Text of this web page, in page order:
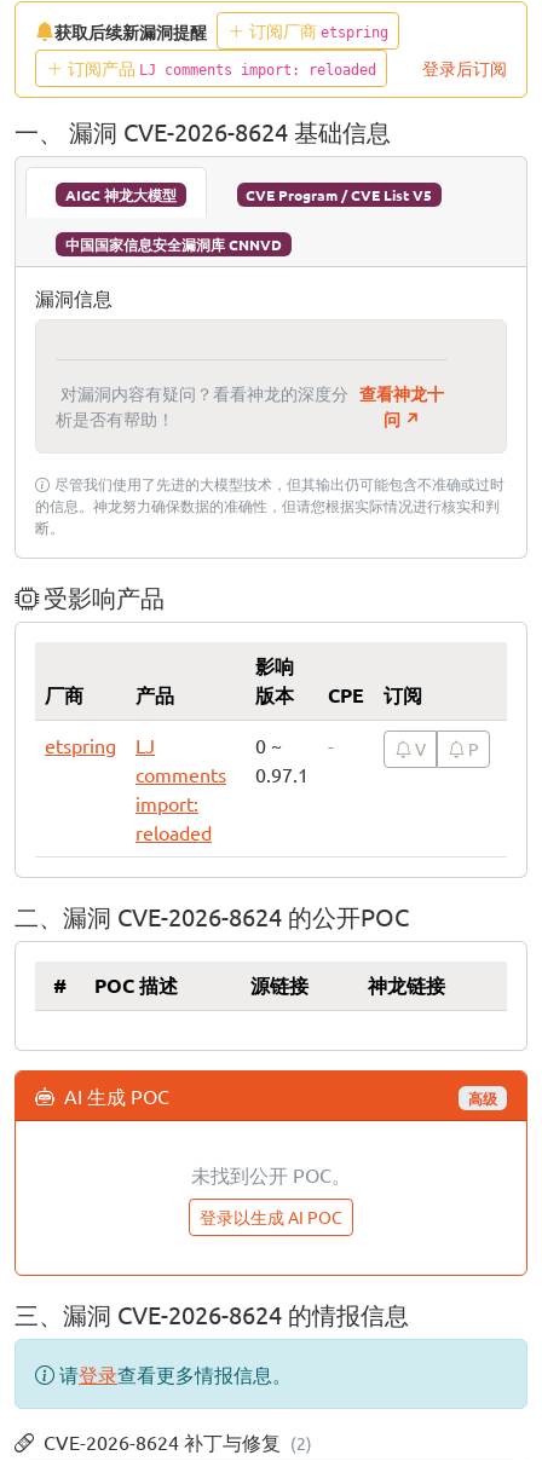
获取后续新漏洞提醒 订阅厂商 etspring
订阅产品 LJ comments import: reloaded 登录后订阅
一、 漏洞 CVE-2026-8624 基础信息
AIGC 神龙大模型 CVE Program / CVE List V5
中国国家信息安全漏洞库 CNNVD
漏洞信息
对漏洞内容有疑问？看看神龙的深度分
析是否有帮助！
查看神龙十
问 ↗
尽管我们使用了先进的大模型技术，但其输出仍可能包含不准确或过时
的信息。神龙努力确保数据的准确性，但请您根据实际情况进行核实和判
断。
受影响产品
厂商 产品
影响
版本
CPE 订阅
etspring
LJ
comments
import:
reloaded
0 ~
0.97.1
- V P
二、漏洞 CVE-2026-8624 的公开POC
# POC 描述 源链接 神龙链接
AI 生成 POC 高级
未找到公开 POC。
登录以生成 AI POC
三、漏洞 CVE-2026-8624 的情报信息
请登录查看更多情报信息。
CVE-2026-8624 补丁与修复 (2)